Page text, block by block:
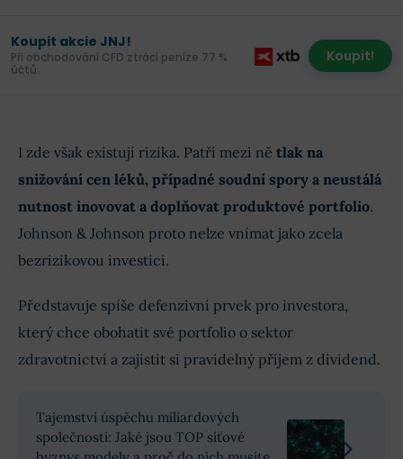
Koupit akcie JNJ!
Při obchodování CFD ztrácí peníze 77 %
účtů.
Koupit!
I zde však existují rizika. Patří mezi ně tlak na
snižování cen léků, případné soudní spory a neustálá
nutnost inovovat a doplňovat produktové portfolio.
Johnson & Johnson proto nelze vnímat jako zcela
bezrizikovou investici.
Představuje spíše defenzivní prvek pro investora,
který chce obohatit své portfolio o sektor
zdravotnictví a zajistit si pravidelný příjem z dividend.
Tajemství úspěchu miliardových
společností: Jaké jsou TOP síťové